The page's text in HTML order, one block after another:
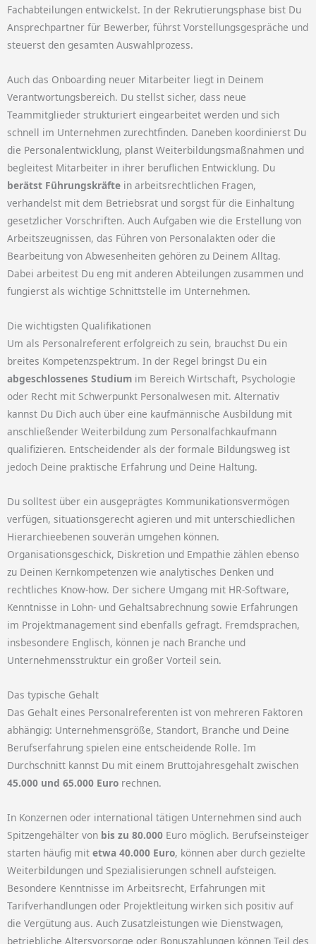
Fachabteilungen entwickelst. In der Rekrutierungsphase bist Du
Ansprechpartner für Bewerber, führst Vorstellungsgespräche und
steuerst den gesamten Auswahlprozess.
Auch das Onboarding neuer Mitarbeiter liegt in Deinem
Verantwortungsbereich. Du stellst sicher, dass neue
Teammitglieder strukturiert eingearbeitet werden und sich
schnell im Unternehmen zurechtfinden. Daneben koordinierst Du
die Personalentwicklung, planst Weiterbildungsmaßnahmen und
begleitest Mitarbeiter in ihrer beruflichen Entwicklung. Du
berätst Führungskräfte in arbeitsrechtlichen Fragen,
verhandelst mit dem Betriebsrat und sorgst für die Einhaltung
gesetzlicher Vorschriften. Auch Aufgaben wie die Erstellung von
Arbeitszeugnissen, das Führen von Personalakten oder die
Bearbeitung von Abwesenheiten gehören zu Deinem Alltag.
Dabei arbeitest Du eng mit anderen Abteilungen zusammen und
fungierst als wichtige Schnittstelle im Unternehmen.
Die wichtigsten Qualifikationen
Um als Personalreferent erfolgreich zu sein, brauchst Du ein
breites Kompetenzspektrum. In der Regel bringst Du ein
abgeschlossenes Studium im Bereich Wirtschaft, Psychologie
oder Recht mit Schwerpunkt Personalwesen mit. Alternativ
kannst Du Dich auch über eine kaufmännische Ausbildung mit
anschließender Weiterbildung zum Personalfachkaufmann
qualifizieren. Entscheidender als der formale Bildungsweg ist
jedoch Deine praktische Erfahrung und Deine Haltung.
Du solltest über ein ausgeprägtes Kommunikationsvermögen
verfügen, situationsgerecht agieren und mit unterschiedlichen
Hierarchieebenen souverän umgehen können.
Organisationsgeschick, Diskretion und Empathie zählen ebenso
zu Deinen Kernkompetenzen wie analytisches Denken und
rechtliches Know-how. Der sichere Umgang mit HR-Software,
Kenntnisse in Lohn- und Gehaltsabrechnung sowie Erfahrungen
im Projektmanagement sind ebenfalls gefragt. Fremdsprachen,
insbesondere Englisch, können je nach Branche und
Unternehmensstruktur ein großer Vorteil sein.
Das typische Gehalt
Das Gehalt eines Personalreferenten ist von mehreren Faktoren
abhängig: Unternehmensgröße, Standort, Branche und Deine
Berufserfahrung spielen eine entscheidende Rolle. Im
Durchschnitt kannst Du mit einem Bruttojahresgehalt zwischen
45.000 und 65.000 Euro rechnen.
In Konzernen oder international tätigen Unternehmen sind auch
Spitzengehälter von bis zu 80.000 Euro möglich. Berufseinsteiger
starten häufig mit etwa 40.000 Euro, können aber durch gezielte
Weiterbildungen und Spezialisierungen schnell aufsteigen.
Besondere Kenntnisse im Arbeitsrecht, Erfahrungen mit
Tarifverhandlungen oder Projektleitung wirken sich positiv auf
die Vergütung aus. Auch Zusatzleistungen wie Dienstwagen,
betriebliche Altersvorsorge oder Bonuszahlungen können Teil des